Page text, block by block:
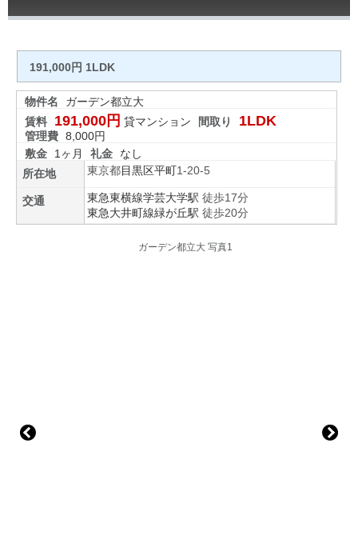
191,000円 1LDK
物件名
ガーデン都立大
賃料
191,000円 貸マンション 間取り 1LDK
管理費 8,000円
敷金
1ヶ月 礼金
なし
所在地
東京都目黒区平町1-20-5
交通 東急東横線学芸大学駅 徒歩17分
東急大井町線緑が丘駅 徒歩20分